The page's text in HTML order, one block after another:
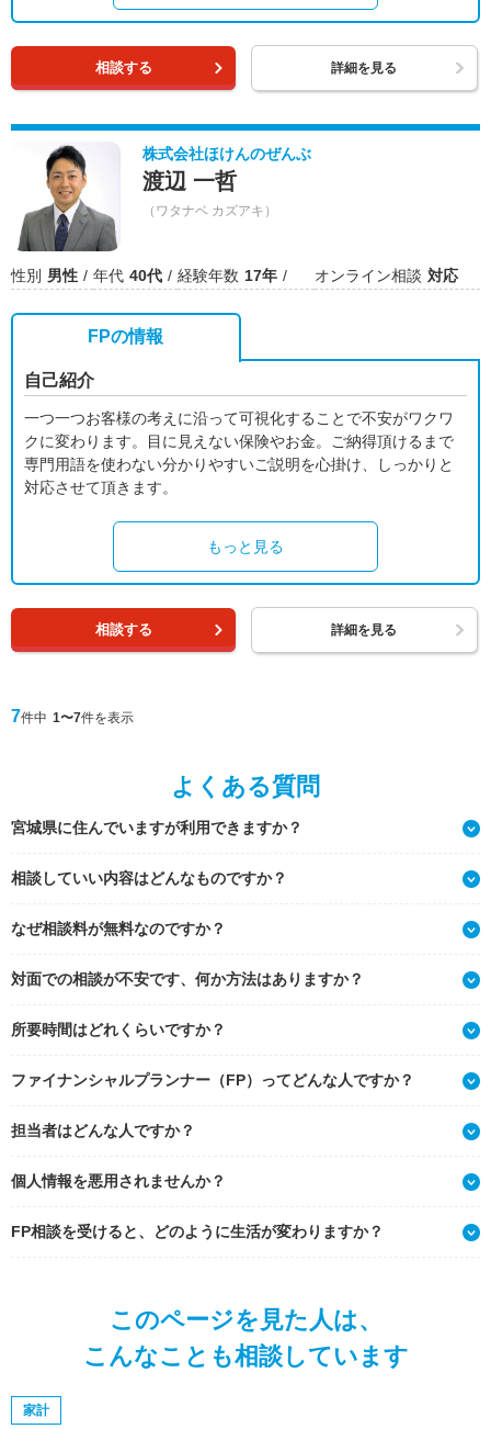
相談する 詳細を見る
株式会社ほけんのぜんぶ
渡辺 一哲
（ワタナベ カズアキ）
性別 男性 年代 40代 経験年数 17年 オンライン相談 対応
FPの情報
自己紹介
一つ一つお客様の考えに沿って可視化することで不安がワクワ
クに変わります。目に見えない保険やお金。ご納得頂けるまで
専門用語を使わない分かりやすいご説明を心掛け、しっかりと
対応させて頂きます。
もっと見る
相談する 詳細を見る
7件中 1〜7件を表示
よくある質問
宮城県に住んでいますが利用できますか？
相談していい内容はどんなものですか？
なぜ相談料が無料なのですか？
対面での相談が不安です、何か方法はありますか？
所要時間はどれくらいですか？
ファイナンシャルプランナー（FP）ってどんな人ですか？
担当者はどんな人ですか？
個人情報を悪用されませんか？
FP相談を受けると、どのように生活が変わりますか？
このページを見た人は、
こんなことも相談しています
家計